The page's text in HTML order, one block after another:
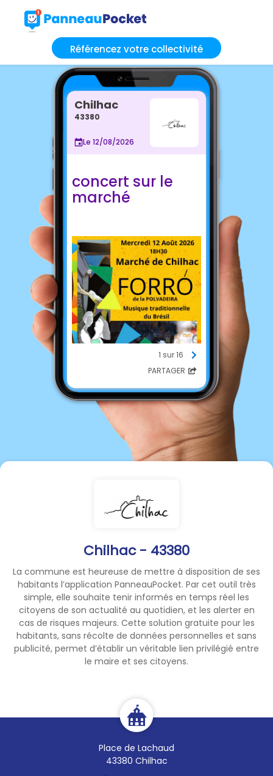
Référencez votre collectivité
Chilhac - 43380
La commune est heureuse de mettre à disposition de ses
habitants l’application PanneauPocket. Par cet outil très
simple, elle souhaite tenir informés en temps réel les
citoyens de son actualité au quotidien, et les alerter en
cas de risques majeurs. Cette solution gratuite pour les
habitants, sans récolte de données personnelles et sans
publicité, permet d’établir un véritable lien privilégié entre
le maire et ses citoyens.
Place de Lachaud
43380 Chilhac
Chilhac
43380
Le 12/08/2026
concert sur le
marché
1 sur 16
PARTAGER